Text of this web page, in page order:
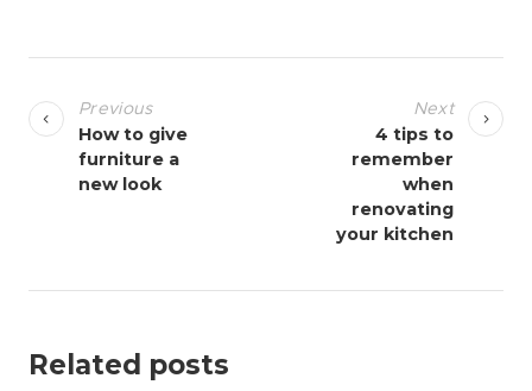
o
s
a
Previous
How to give
furniture a
new look
Next
4 tips to
remember
when
renovating
your kitchen
Related posts